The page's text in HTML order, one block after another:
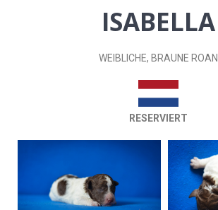
ISABELLA
WEIBLICHE, BRAUNE ROAN
RESERVIERT